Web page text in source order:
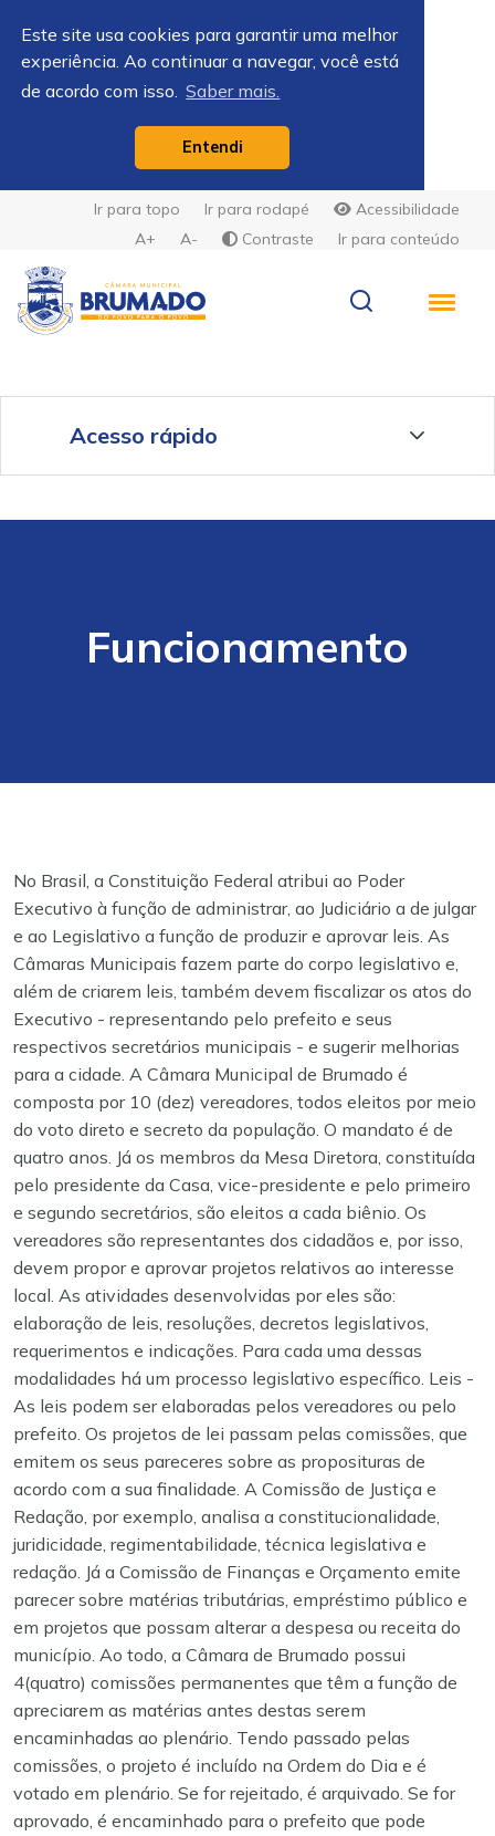
Este site usa cookies para garantir uma melhor
experiência. Ao continuar a navegar, você está
de acordo com isso. Saber mais.
Entendi
Acessibilidade
Ir para rodapé
Ir para topo
Ir para conteúdo
Contraste
A-
A+
Acesso rápido
Funcionamento
No Brasil, a Constituição Federal atribui ao Poder
Executivo à função de administrar, ao Judiciário a de julgar
e ao Legislativo a função de produzir e aprovar leis. As
Câmaras Municipais fazem parte do corpo legislativo e,
além de criarem leis, também devem fiscalizar os atos do
Executivo - representando pelo prefeito e seus
respectivos secretários municipais - e sugerir melhorias
para a cidade. A Câmara Municipal de Brumado é
composta por 10 (dez) vereadores, todos eleitos por meio
do voto direto e secreto da população. O mandato é de
quatro anos. Já os membros da Mesa Diretora, constituída
pelo presidente da Casa, vice-presidente e pelo primeiro
e segundo secretários, são eleitos a cada biênio. Os
vereadores são representantes dos cidadãos e, por isso,
devem propor e aprovar projetos relativos ao interesse
local. As atividades desenvolvidas por eles são:
elaboração de leis, resoluções, decretos legislativos,
requerimentos e indicações. Para cada uma dessas
modalidades há um processo legislativo específico. Leis -
As leis podem ser elaboradas pelos vereadores ou pelo
prefeito. Os projetos de lei passam pelas comissões, que
emitem os seus pareceres sobre as proposituras de
acordo com a sua finalidade. A Comissão de Justiça e
Redação, por exemplo, analisa a constitucionalidade,
juridicidade, regimentabilidade, técnica legislativa e
redação. Já a Comissão de Finanças e Orçamento emite
parecer sobre matérias tributárias, empréstimo público e
em projetos que possam alterar a despesa ou receita do
município. Ao todo, a Câmara de Brumado possui
4(quatro) comissões permanentes que têm a função de
apreciarem as matérias antes destas serem
encaminhadas ao plenário. Tendo passado pelas
comissões, o projeto é incluído na Ordem do Dia e é
votado em plenário. Se for rejeitado, é arquivado. Se for
aprovado, é encaminhado para o prefeito que pode